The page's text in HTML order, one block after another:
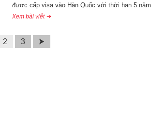
được cấp visa vào Hàn Quốc với thời hạn 5 năm
Xem bài viết ➜
2 3 ⮞